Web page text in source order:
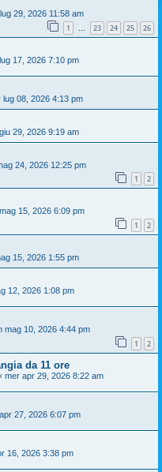
29, 2026 11:58 am
1 … 23 24 25 26
17, 2026 7:10 pm
lug 08, 2026 4:13 pm
29, 2026 9:19 am
24, 2026 12:25 pm
1 2
15, 2026 6:09 pm
1 2
15, 2026 1:55 pm
12, 2026 1:08 pm
mag 10, 2026 4:44 pm
1 2
da 11 ore
mer apr 29, 2026 8:22 am
27, 2026 6:07 pm
16, 2026 3:38 pm